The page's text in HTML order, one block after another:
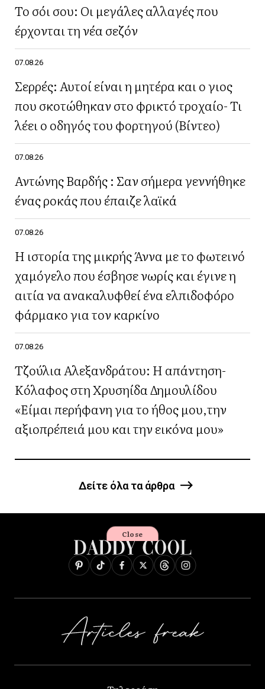
Το σόι σου: Οι μεγάλες αλλαγές που
έρχονται τη νέα σεζόν
07.08.26
Σερρές: Αυτοί είναι η μητέρα και ο γιος
που σκοτώθηκαν στο φρικτό τροχαίο- Τι
λέει ο οδηγός του φορτηγού (Βίντεο)
07.08.26
Αντώνης Βαρδής : Σαν σήμερα γεννήθηκε
ένας ροκάς που έπαιζε λαϊκά
07.08.26
Η ιστορία της μικρής Άννα με το φωτεινό
χαμόγελο που έσβησε νωρίς και έγινε η
αιτία να ανακαλυφθεί ένα ελπιδοφόρο
φάρμακο για τον καρκίνο
07.08.26
Τζούλια Αλεξανδράτου: Η απάντηση-
Κόλαφος στη Χρυσηίδα Δημουλίδου
«Είμαι περήφανη για το ήθος μου,την
αξιοπρέπειά μου και την εικόνα μου»
Δείτε όλα τα άρθρα
Close